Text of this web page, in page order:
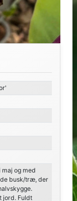
og med
busk/træ, der
jord. Fuldt